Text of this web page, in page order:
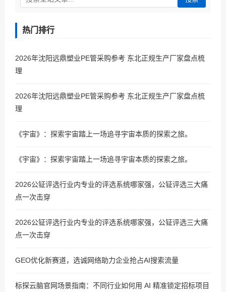
热门排行
2026年沈阳远鼎塑业PE管采购参考 东北正规生产厂家盘点梳
理
2026年沈阳远鼎塑业PE管采购参考 东北正规生产厂家盘点梳
理
《宇宙》：探索宇宙踏上一场追寻宇宙本质的探索之旅。
《宇宙》：探索宇宙踏上一场追寻宇宙本质的探索之旅。
2026公钲评选行业内专业的评选系统哪家强，公钲评选三大痛
点一次击穿
2026公钲评选行业内专业的评选系统哪家强，公钲评选三大痛
点一次击穿
GEO优化新赛道，选诚网络助力企业抢占AI搜索流量
标探云脑官网场景指南：不同行业如何用 AI 精准锁定招标项目